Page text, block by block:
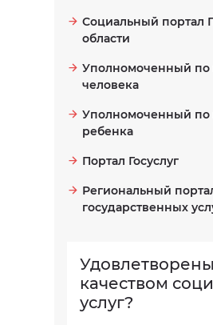
Социальный портал
области
Уполномоченный по
человека
Уполномоченный по
ребенка
Портал Госуслуг
Региональный
государственных
качеством
услуг?